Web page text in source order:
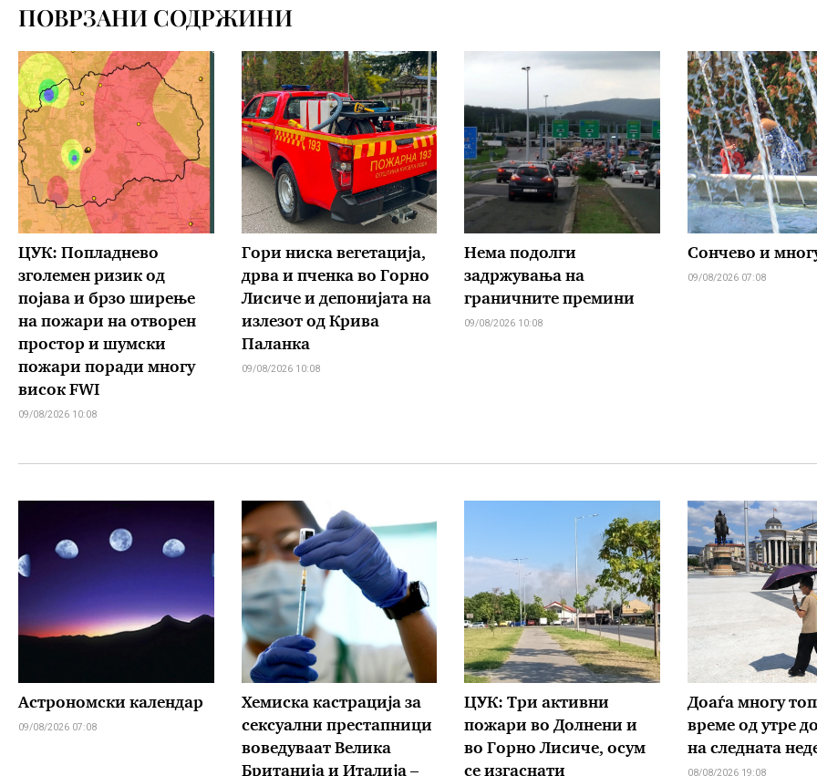
ПОВРЗАНИ СОДРЖИНИ
ЦУК: Попладнево
зголемен ризик од
појава и брзо ширење
на пожари на отворен
простор и шумски
пожари поради многу
висок FWI
09/08/2026 10:08
Гори ниска вегетација,
дрва и пченка во Горно
Лисиче и депонијата на
излезот од Крива
Паланка
09/08/2026 10:08
Нема подолги
задржувања на
граничните премини
09/08/2026 10:08
Сончево и
09/08/2026 07:08
Астрономски календар
09/08/2026 07:08
Хемиска кастрација за
сексуални престапници
воведуваат Велика
Британија и Италија –
ЦУК: Три активни
пожари во Долнени и
во Горно Лисиче, осум
се изгаснати
Доаѓа многу
време од утре
на следната
08/08/2026 19:08